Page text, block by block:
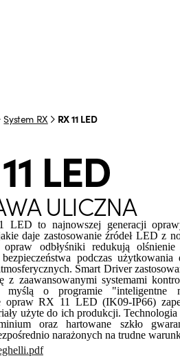
System RX RX 11 LED
LED
ULICZNA
LED to najnowszej generacji
daje zastosowanie źródeł LED z
odbłyśniki redukują
bezpieczeństwa podczas
Smart Driver
z zaawansowanymi systemami
myślą o programie "inteligentne
opraw RX 11 LED (IK09-IP66)
użyte do ich produkcji.
oraz hartowane szkło
narażonych na trudne